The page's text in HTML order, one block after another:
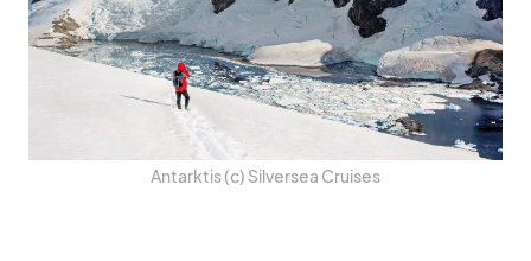
Ant­ark­tis (c) Sil­ver­sea Crui­ses